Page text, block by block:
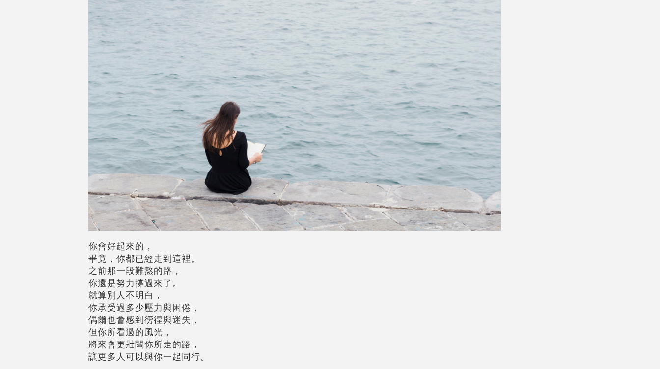
你會好起來的，
畢竟，你都已經走到這裡。
之前那一段難熬的路，
你還是努力撐過來了。
就算別人不明白，
你承受過多少壓力與困倦，
偶爾也會感到徬徨與迷失，
但你所看過的風光，
將來會更壯闊你所走的路，
讓更多人可以與你一起同行。